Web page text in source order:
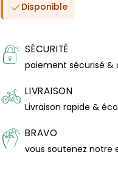
Disponible
SÉCURITÉ
paiement sécurisé &
LIVRAISON
Livraison rapide &
BRAVO
vous soutenez notre